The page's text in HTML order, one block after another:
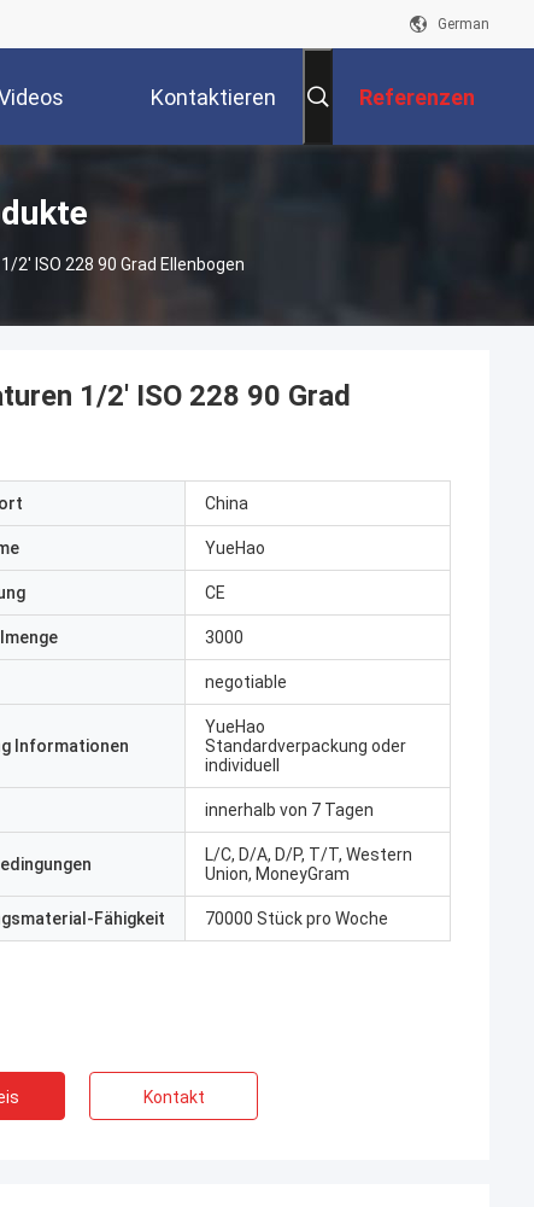
German
Kontaktieren Referenzen
ISO 228 90 Grad Ellenbogen
1/2' ISO 228 90 Grad
China
YueHao
CE
3000
negotiable
Informationen
YueHao
Standardverpackung oder
individuell
innerhalb von 7 Tagen
L/C, D/A, D/P, T/T, Western
Union, MoneyGram
Fähigkeit 70000 Stück pro Woche
Kontakt